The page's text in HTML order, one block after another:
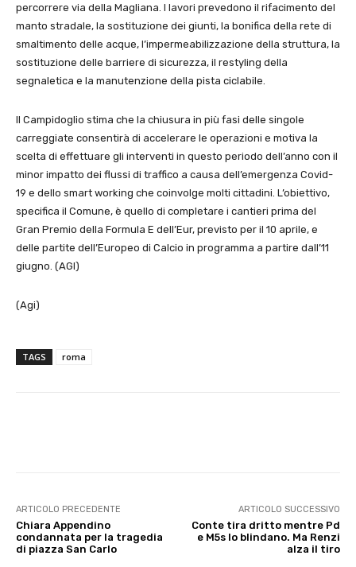
percorrere via della Magliana. I lavori prevedono il rifacimento del
manto stradale, la sostituzione dei giunti, la bonifica della rete di
smaltimento delle acque, l’impermeabilizzazione della struttura, la
sostituzione delle barriere di sicurezza, il restyling della
segnaletica e la manutenzione della pista ciclabile.
Il Campidoglio stima che la chiusura in più fasi delle singole
carreggiate consentirà di accelerare le operazioni e motiva la
scelta di effettuare gli interventi in questo periodo dell’anno con il
minor impatto dei flussi di traffico a causa dell’emergenza Covid-
19 e dello smart working che coinvolge molti cittadini. L’obiettivo,
specifica il Comune, è quello di completare i cantieri prima del
Gran Premio della Formula E dell’Eur, previsto per il 10 aprile, e
delle partite dell’Europeo di Calcio in programma a partire dall’11
giugno. (AGI)
(Agi)
TAGS roma
ARTICOLO PRECEDENTE
Chiara Appendino
condannata per la tragedia
di piazza San Carlo
ARTICOLO SUCCESSIVO
Conte tira dritto mentre Pd
e M5s lo blindano. Ma Renzi
alza il tiro